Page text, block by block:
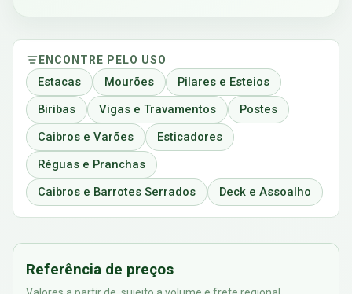
ENCONTRE PELO USO
Estacas Mourões
Pilares e Esteios
Biribas
Vigas e Travamentos
Postes
Caibros e Varões
Esticadores
Réguas e Pranchas
Caibros e Barrotes Serrados
Deck e Assoalho
Referência de preços